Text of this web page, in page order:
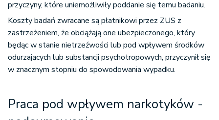
przyczyny, które uniemożliwiły poddanie się temu badaniu.
Koszty badań zwracane są płatnikowi przez ZUS z
zastrzeżeniem, że obciążają one ubezpieczonego, który
będąc w stanie nietrzeźwości lub pod wpływem środków
odurzających lub substancji psychotropowych, przyczynił się
w znacznym stopniu do spowodowania wypadku.
Praca pod wpływem narkotyków -